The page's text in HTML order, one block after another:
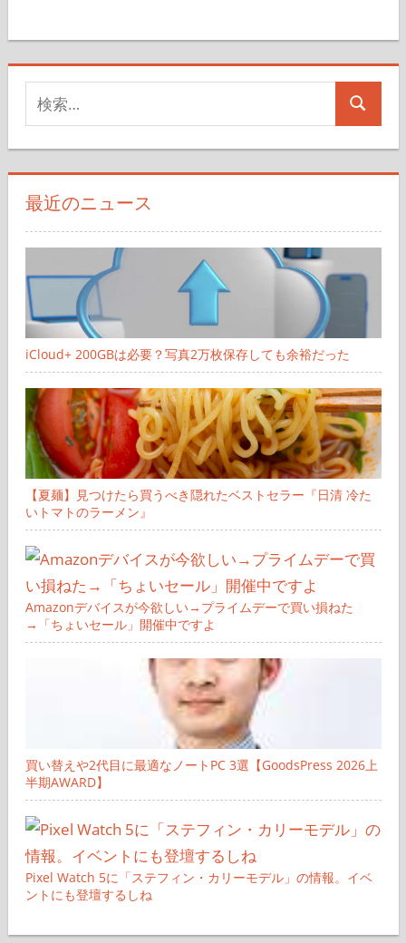
ペ
ー
送
り
対
象:
検
最近のニュース
iCloud+ 200GBは必要？写真2万枚保存しても余裕だった
【夏麺】見つけたら買うべき隠れたベストセラー『日清 冷た
いトマトのラーメン』
Amazonデバイスが今欲しい→プライムデーで買い損ねた
→「ちょいセール」開催中ですよ
買い替えや2代目に最適なノートPC 3選【GoodsPress 2026上
半期AWARD】
Pixel Watch 5に「ステフィン・カリーモデル」の情報。イベ
ントにも登壇するしね